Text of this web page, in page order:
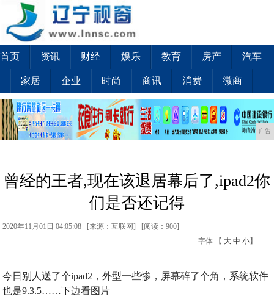
首页 资讯 财经 娱乐 教育 房产 汽车
家居 企业 时尚 商讯 消费 微商
广告
曾经的王者,现在该退居幕后了,ipad2你
们是否还记得
2020年11月01日 04:05:08 [来源：互联网] [阅读：900]
字体:【 大 中 小】
今日别人送了个ipad2，外型一些惨，屏幕碎了个角，系统软件
也是9.3.5……下边看图片